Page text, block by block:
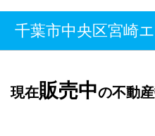
千葉市中央区宮崎
現在販売中の不動